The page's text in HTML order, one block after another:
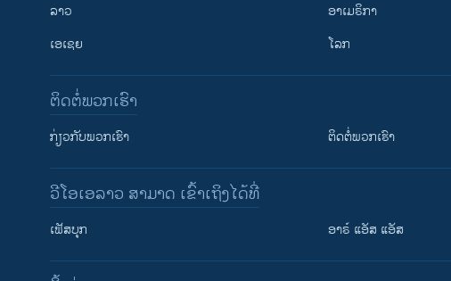
ລາວ
ເອເຊຍ
ອາເມຣິກາ
ໂລກ
ຕິດຕໍ່ພວກເຮົາ
ກ່ຽວກັບພວກເຮົາ ຕິດຕໍ່ພວກເຮົາ
ວີໂອເອລາວ ສາມາດ ເຂົ້າເຖິງໄດ້ທີ່
ເຟັສບຸກ ອາຣ໌ ແອັສ ແອັສ